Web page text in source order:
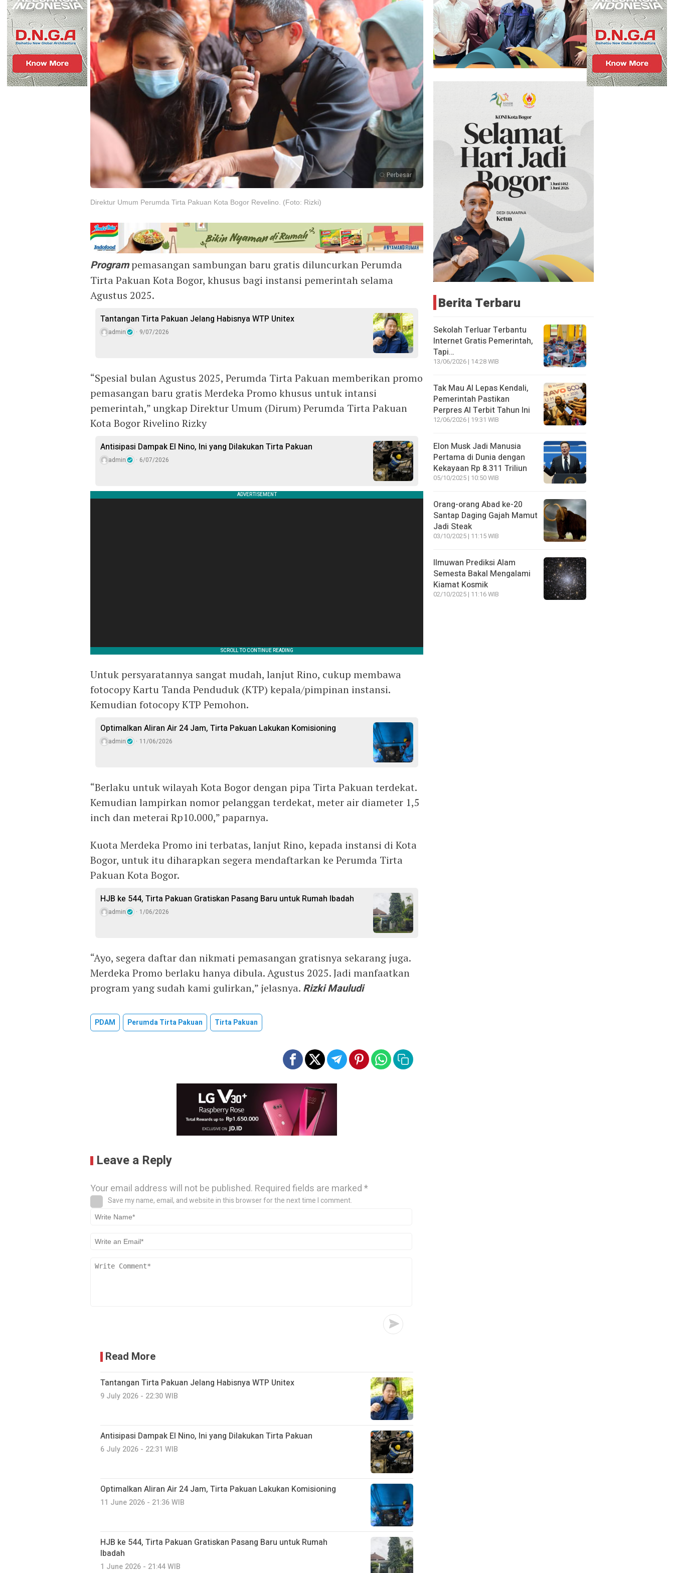
Perbesar
Direktur Umum Perumda Tirta Pakuan Kota Bogor Revelino. (Foto: Rizki)
Programpemasangan sambungan baru gratis diluncurkan Perumda
Tirta Pakuan Kota Bogor, khusus bagi instansi pemerintah selama
Agustus 2025.
Tantangan Tirta Pakuan Jelang Habisnya WTP Unitex
admin 9/07/2026
“Spesial bulan Agustus 2025, Perumda Tirta Pakuan memberikan promo
pemasangan baru gratis Merdeka Promo khusus untuk intansi
pemerintah,” ungkap Direktur Umum (Dirum) Perumda Tirta Pakuan
Kota Bogor Rivelino Rizky
Antisipasi Dampak El Nino, Ini yang Dilakukan Tirta Pakuan
admin 6/07/2026
Untuk persyaratannya sangat mudah, lanjut Rino, cukup membawa
fotocopy Kartu Tanda Penduduk (KTP) kepala/pimpinan instansi.
Kemudian fotocopy KTP Pemohon.
Optimalkan Aliran Air 24 Jam, Tirta Pakuan Lakukan Komisioning
admin 11/06/2026
“Berlaku untuk wilayah Kota Bogor dengan pipa Tirta Pakuan terdekat.
Kemudian lampirkan nomor pelanggan terdekat, meter air diameter 1,5
inch dan meterai Rp10.000,” paparnya.
Kuota Merdeka Promo ini terbatas, lanjut Rino, kepada instansi di Kota
Bogor, untuk itu diharapkan segera mendaftarkan ke Perumda Tirta
Pakuan Kota Bogor.
HJB ke 544, Tirta Pakuan Gratiskan Pasang Baru untuk Rumah Ibadah
admin 1/06/2026
“Ayo, segera daftar dan nikmati pemasangan gratisnya sekarang juga.
Merdeka Promo berlaku hanya dibula. Agustus 2025. Jadi manfaatkan
program yang sudah kami gulirkan,” jelasnya. Rizki Mauludi
PDAM Perumda Tirta Pakuan Tirta Pakuan
Leave a Reply
Your email address will not be published. Required fields are marked*
Save my name, email, and website in this browser for the next time I comment.
Read More
Tantangan Tirta Pakuan Jelang Habisnya WTP Unitex
9 July 2026 - 22:30 WIB
Antisipasi Dampak El Nino, Ini yang Dilakukan Tirta Pakuan
6 July 2026 - 22:31 WIB
Optimalkan Aliran Air 24 Jam, Tirta Pakuan Lakukan Komisioning
11 June 2026 - 21:36 WIB
HJB ke 544, Tirta Pakuan Gratiskan Pasang Baru untuk Rumah
Ibadah
1 June 2026 - 21:44 WIB
Berita Terbaru
Sekolah Terluar Terbantu
Internet Gratis Pemerintah,
Tapi…
13/06/2026 | 14:28 WIB
Tak Mau AI Lepas Kendali,
Pemerintah Pastikan
Perpres AI Terbit Tahun Ini
12/06/2026 | 19:31 WIB
Elon Musk Jadi Manusia
Pertama di Dunia dengan
Kekayaan Rp 8.311 Triliun
05/10/2025 | 10:50 WIB
Orang-orang Abad ke-20
Santap Daging Gajah Mamut
Jadi Steak
03/10/2025 | 11:15 WIB
Ilmuwan Prediksi Alam
Semesta Bakal Mengalami
Kiamat Kosmik
02/10/2025 | 11:16 WIB